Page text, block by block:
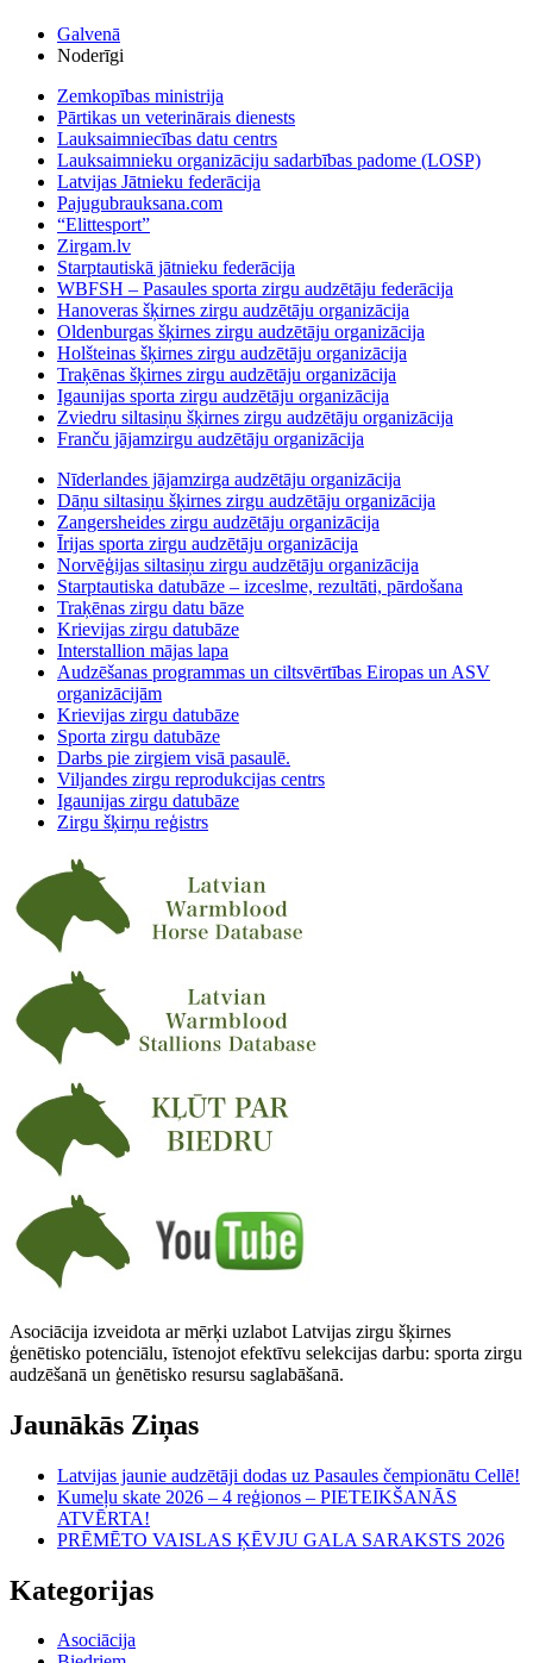
Galvenā
Noderīgi
Zemkopības ministrija
Pārtikas un veterinārais dienests
Lauksaimniecības datu centrs
Lauksaimnieku organizāciju sadarbības padome (LOSP)
Latvijas Jātnieku federācija
Pajugubrauksana.com
“Elittesport”
Zirgam.lv
Starptautiskā jātnieku federācija
WBFSH – Pasaules sporta zirgu audzētāju federācija
Hanoveras šķirnes zirgu audzētāju organizācija
Oldenburgas šķirnes zirgu audzētāju organizācija
Holšteinas šķirnes zirgu audzētāju organizācija
Traķēnas šķirnes zirgu audzētāju organizācija
Igaunijas sporta zirgu audzētāju organizācija
Zviedru siltasiņu šķirnes zirgu audzētāju organizācija
Franču jājamzirgu audzētāju organizācija
Nīderlandes jājamzirga audzētāju organizācija
Dāņu siltasiņu šķirnes zirgu audzētāju organizācija
Zangersheides zirgu audzētāju organizācija
Īrijas sporta zirgu audzētāju organizācija
Norvēģijas siltasiņu zirgu audzētāju organizācija
Starptautiska datubāze – izceslme, rezultāti, pārdošana
Traķēnas zirgu datu bāze
Krievijas zirgu datubāze
Interstallion mājas lapa
Audzēšanas programmas un ciltsvērtības Eiropas un ASV
organizācijām
Krievijas zirgu datubāze
Sporta zirgu datubāze
Darbs pie zirgiem visā pasaulē.
Viljandes zirgu reprodukcijas centrs
Igaunijas zirgu datubāze
Zirgu šķirņu reģistrs
Asociācija izveidota ar mērķi uzlabot Latvijas zirgu šķirnes
ģenētisko potenciālu, īstenojot efektīvu selekcijas darbu: sporta zirgu
audzēšanā un ģenētisko resursu saglabāšanā.
Jaunākās Ziņas
Latvijas jaunie audzētāji dodas uz Pasaules čempionātu Cellē!
Kumeļu skate 2026 – 4 reģionos – PIETEIKŠANĀS
ATVĒRTA!
PRĒMĒTO VAISLAS ĶĒVJU GALA SARAKSTS 2026
Kategorijas
Asociācija